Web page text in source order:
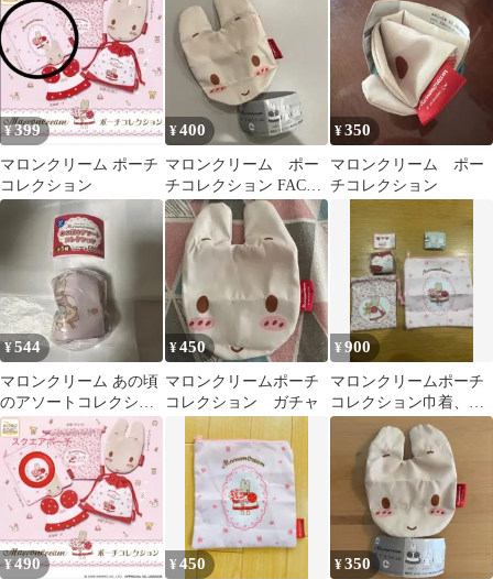
ポーチコレクション
¥399
マロンクリーム ポーチ
コレクション
¥400
マロンクリーム ポー
チコレクション FACE
ポーチ
¥350
マロンクリーム ポー
チコレクション
¥544
マロンクリーム あの頃
のアソートコレクショ
ン ポーチ スクエア ガ
チャガチャ
¥450
マロンクリームポーチ
コレクション ガチャ
¥900
マロンクリームポーチ
コレクション巾着、ポ
ーチ3点セット ガチャ
¥490 ¥450 ¥350